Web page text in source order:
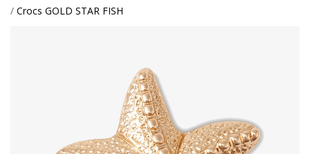
Crocs GOLD STAR FISH